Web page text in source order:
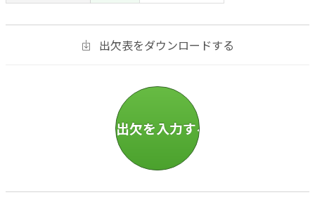
出欠表をダウンロードする